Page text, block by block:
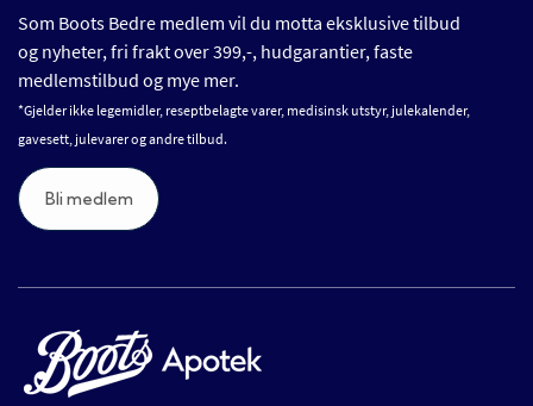
Som Boots Bedre medlem vil du motta eksklusive tilbud
og nyheter, fri frakt over 399,-, hudgarantier, faste
medlemstilbud og mye mer.
*Gjelder ikke legemidler, reseptbelagte varer, medisinsk utstyr, julekalender,
gavesett, julevarer og andre tilbud.
Bli medlem